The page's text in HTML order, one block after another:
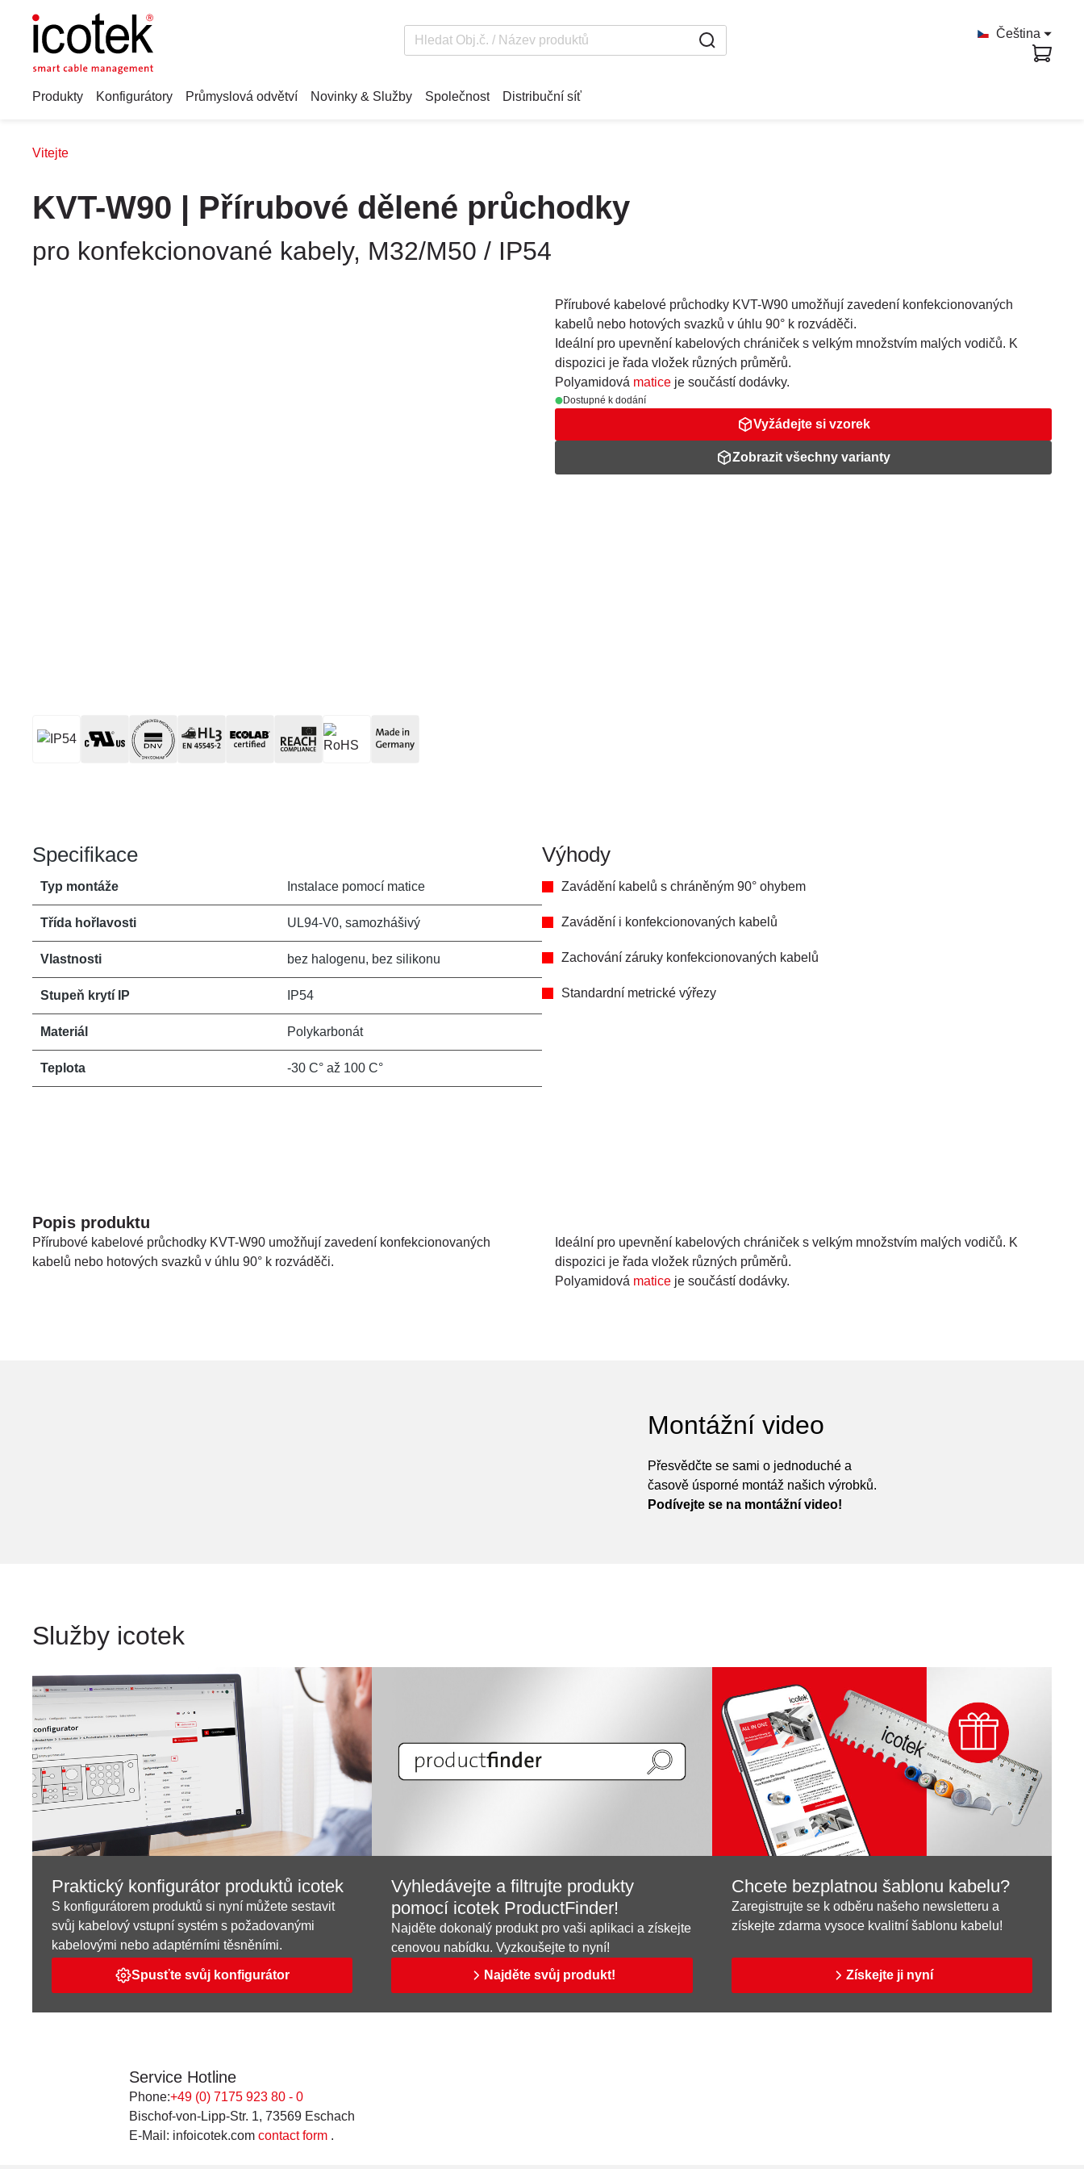
Čeština
Produkty Konfigurátory Průmyslová odvětví Novinky & Služby Společnost Distribuční síť
Vitejte
KVT-W90 | Přírubové dělené průchodky
pro konfekcionované kabely, M32/M50 / IP54
Přírubové kabelové průchodky KVT-W90 umožňují zavedení konfekcionovaných
kabelů nebo hotových svazků v úhlu 90° k rozváděči.
Ideální pro upevnění kabelových chrániček s velkým množstvím malých vodičů. K
dispozici je řada vložek různých průměrů.
Polyamidová matice je součástí dodávky.
Dostupné k dodání
Vyžádejte si vzorek
Zobrazit všechny varianty
Specifikace
Typ montáže Instalace pomocí matice
Třída hořlavosti UL94-V0, samozhášivý
Vlastnosti bez halogenu, bez silikonu
Stupeň krytí IP IP54
Materiál Polykarbonát
Teplota -30 C° až 100 C°
Výhody
Zavádění kabelů s chráněným 90° ohybem
Zavádění i konfekcionovaných kabelů
Zachování záruky konfekcionovaných kabelů
Standardní metrické výřezy
Popis produktu
Přírubové kabelové průchodky KVT-W90 umožňují zavedení konfekcionovaných
kabelů nebo hotových svazků v úhlu 90° k rozváděči.
Ideální pro upevnění kabelových chrániček s velkým množstvím malých vodičů. K
dispozici je řada vložek různých průměrů.
Polyamidová matice je součástí dodávky.
Montážní video
Přesvědčte se sami o jednoduché a
časově úsporné montáž našich výrobků.
Podívejte se na montážní video!
Služby icotek
Praktický konfigurátor produktů icotek
S konfigurátorem produktů si nyní můžete sestavit
svůj kabelový vstupní systém s požadovanými
kabelovými nebo adaptérními těsněními.
Spusťte svůj konfigurátor
Vyhledávejte a filtrujte produkty
pomocí icotek ProductFinder!
Najděte dokonalý produkt pro vaši aplikaci a získejte
cenovou nabídku. Vyzkoušejte to nyní!
Najděte svůj produkt!
Chcete bezplatnou šablonu kabelu?
Zaregistrujte se k odběru našeho newsletteru a
získejte zdarma vysoce kvalitní šablonu kabelu!
Získejte ji nyní
Service Hotline
Phone:+49 (0) 7175 923 80 - 0
Bischof-von-Lipp-Str. 1, 73569 Eschach
E-Mail: infoicotek.com contact form .